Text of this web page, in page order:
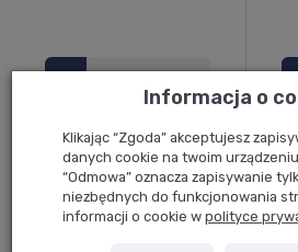
Do koszyka
Informacja o
Klikając “Zgoda” akceptujesz
danych cookie na twoim
“Odmowa” oznacza zapisywanie
niezbędnych do funkcjonowania
informacji o cookie w polityce